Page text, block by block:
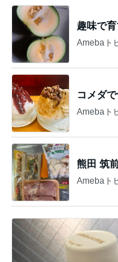
趣味で
Amebaト
コメダ
Amebaト
熊田 筑
Amebaト